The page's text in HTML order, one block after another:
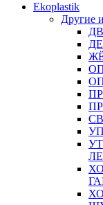
Ekoplastik
Другие